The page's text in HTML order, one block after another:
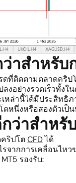
าสำหรั
ที่ติดตามตลาดคริป
งอย่างรวดเร็วทั้ง
เหล่านี้ได้มีประสิทธิ
หนึ่งหรือสองตัวเป็น
าสำหรั
ริปโตCFDได้
รจากการเคลื่อนไ
รองรับ: